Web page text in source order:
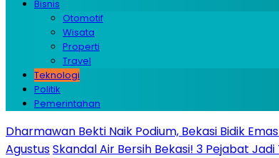
Bisnis
Otomotif
Wisata
Properti
Travel
Teknologi
Politik
Pemerintahan
Dharmawan Bekti Naik Podium, Bekasi Bidik
AgustusSkandal Air Bersih Bekasi! 3 Pejabat